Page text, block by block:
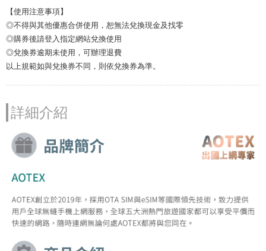
【使用注意事項】
◎不得與其他優惠合併使用，恕無法兌換現金及找零
◎購券後請登入指定網站兌換使用
◎兌換券逾期未使用，可辦理退費
以上規範如與兌換券不同，則依兌換券為準。
詳細介紹